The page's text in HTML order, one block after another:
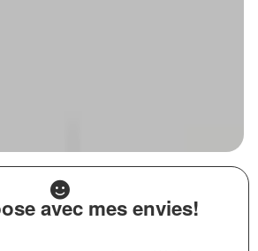
avec mes envies!